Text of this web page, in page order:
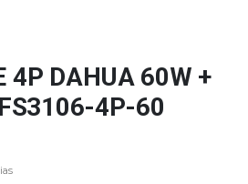
4P DAHUA 60W +
4P-60